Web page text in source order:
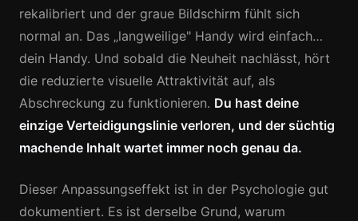
rekalibriert und der graue Bildschirm fühlt sich
normal an. Das „langweilige" Handy wird einfach…
dein Handy. Und sobald die Neuheit nachlässt, hört
die reduzierte visuelle Attraktivität auf, als
Abschreckung zu funktionieren. Du hast deine
einzige Verteidigungslinie verloren, und der süchtig
machende Inhalt wartet immer noch genau da.
Dieser Anpassungseffekt ist in der Psychologie gut
dokumentiert. Es ist derselbe Grund, warum